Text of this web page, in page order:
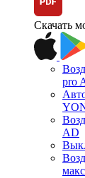
Скачать
pro
AD